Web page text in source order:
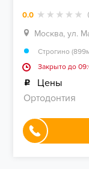
0.0
Москва, ул.
Строгино
Закрыто до
Цены
Ортодонтия